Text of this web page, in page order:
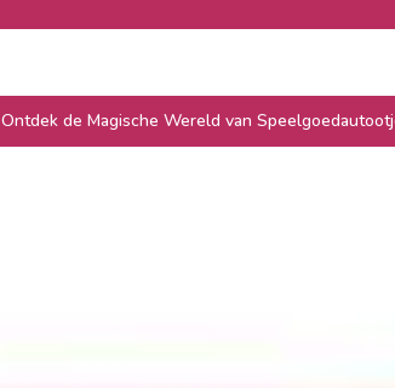
Ontdek de Magische Wereld van